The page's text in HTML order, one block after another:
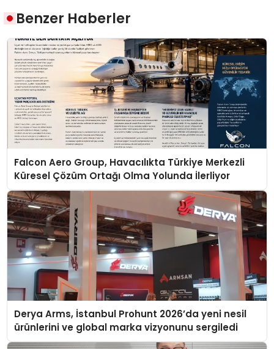
Benzer Haberler
Falcon Aero Group, Havacılıkta Türkiye Merkezli
Küresel Çözüm Ortağı Olma Yolunda İlerliyor
Derya Arms, İstanbul Prohunt 2026’da yeni nesil
ürünlerini ve global marka vizyonunu sergiledi